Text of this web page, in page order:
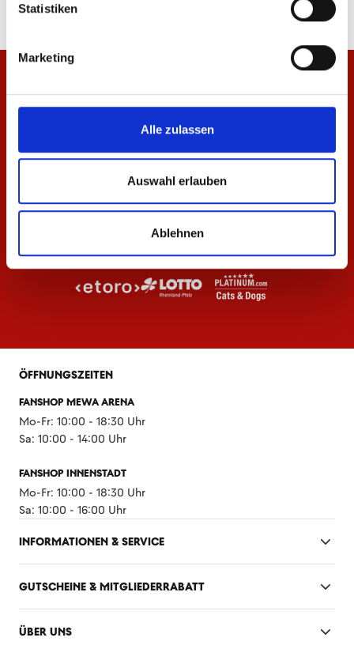
Statistiken
Marketing
Alle zulassen
Auswahl erlauben
Ablehnen
ÖFFNUNGSZEITEN
FANSHOP MEWA ARENA
Mo-Fr: 10:00 - 18:30 Uhr
Sa: 10:00 - 14:00 Uhr
FANSHOP INNENSTADT
Mo-Fr: 10:00 - 18:30 Uhr
Sa: 10:00 - 16:00 Uhr
INFORMATIONEN & SERVICE
GUTSCHEINE & MITGLIEDERRABATT
ÜBER UNS